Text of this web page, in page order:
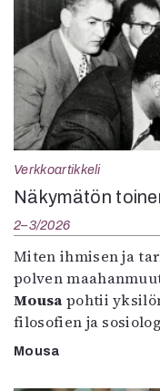
Verkkoartikkeli
Näkymätön
2–3/2026
Miten ihmisen ja
polven
Mousa pohtii
filosofien ja
Mousa